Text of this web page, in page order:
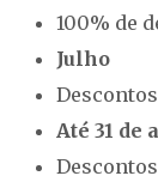
100% de
Julho
Até 31 de